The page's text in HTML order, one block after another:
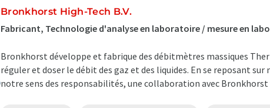
Bronkhorst High-Tech B.V.
Fabricant, Technologie d'analyse en laboratoire / mesure en
Bronkhorst développe et fabrique des débitmètres massiques
réguler et doser le débit des gaz et des liquides. En se reposant
notre sens des responsabilités, une collaboration avec Bronkhorst